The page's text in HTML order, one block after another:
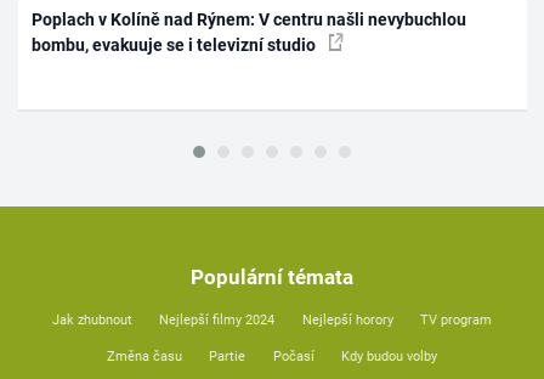
Poplach v Kolíně nad Rýnem: V centru našli nevybuchlou
bombu, evakuuje se i televizní studio
Populární témata
Jak zhubnout Nejlepší filmy 2024 Nejlepší horory TV program
Změna času Partie Počasí Kdy budou volby